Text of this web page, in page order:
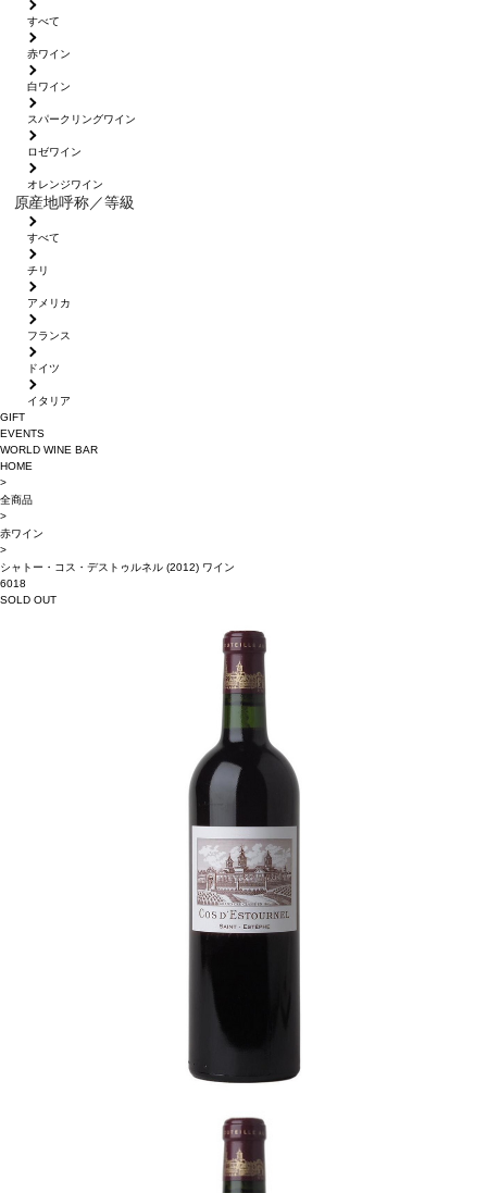
すべて
赤ワイン
白ワイン
スパークリングワイン
ロゼワイン
オレンジワイン
原産地呼称／等級
すべて
チリ
アメリカ
フランス
ドイツ
イタリア
GIFT
EVENTS
WORLD WINE BAR
HOME
>
全商品
>
赤ワイン
>
シャトー・コス・デストゥルネル (2012) ワイン
6018
SOLD OUT